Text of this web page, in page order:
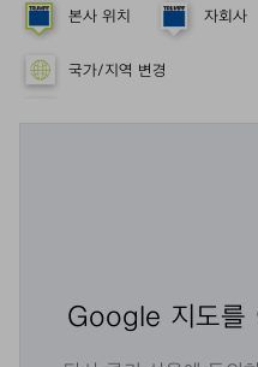
본사 위치 자회사
국가/지역 변경
Google 지도를